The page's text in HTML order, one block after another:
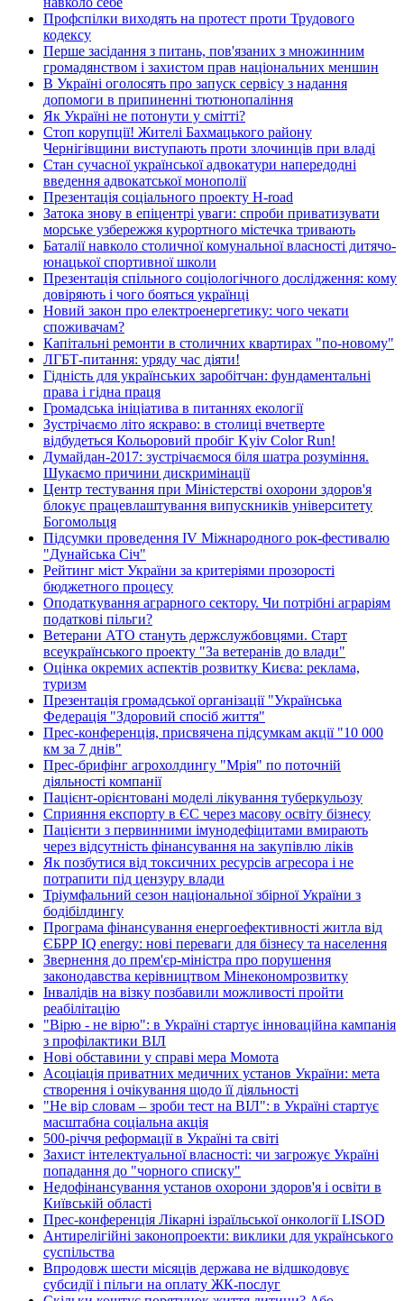
Профспілки виходять на протест проти Трудового
кодексу
Перше засідання з питань, пов'язаних з множинним
громадянством і захистом прав національних меншин
В Україні оголосять про запуск сервісу з надання
допомоги в припиненні тютюнопаління
Як Україні не потонути у смітті?
Стоп корупції! Жителі Бахмацького району
Чернігівщини виступають проти злочинців при владі
Стан сучасної української адвокатури напередодні
введення адвокатської монополії
Презентація соціального проекту H-road
Затока знову в епіцентрі уваги: спроби приватизувати
морське узбережжя курортного містечка тривають
Баталії навколо столичної комунальної власності дитячо-
юнацької спортивної школи
Презентація спільного соціологічного дослідження: кому
довіряють і чого бояться українці
Новий закон про електроенергетику: чого чекати
споживачам?
Капітальні ремонти в столичних квартирах "по-новому"
ЛГБТ-питання: уряду час діяти!
Гідність для українських заробітчан: фундаментальні
права і гідна праця
Громадська ініціатива в питаннях екології
Зустрічаємо літо яскраво: в столиці вчетверте
відбудеться Кольоровий пробіг Kyiv Color Run!
Думайдан-2017: зустрічаємося біля шатра розуміння.
Шукаємо причини дискримінації
Центр тестування при Міністерстві охорони здоров'я
блокує працевлаштування випускників університету
Богомольця
Підсумки проведення IV Міжнародного рок-фестивалю
"Дунайська Січ"
Рейтинг міст України за критеріями прозорості
бюджетного процесу
Оподаткування аграрного сектору. Чи потрібні аграріям
податкові пільги?
Ветерани АТО стануть держслужбовцями. Старт
всеукраїнського проекту "За ветеранів до влади"
Оцінка окремих аспектів розвитку Києва: реклама,
туризм
Презентація громадської організації "Українська
Федерація "Здоровий спосіб життя"
Прес-конференція, присвячена підсумкам акції "10 000
км за 7 днів"
Прес-брифінг агрохолдингу "Мрія" по поточній
діяльності компанії
Пацієнт-орієнтовані моделі лікування туберкульозу
Сприяння експорту в ЄС через масову освіту бізнесу
Пацієнти з первинними імунодефіцитами вмирають
через відсутність фінансування на закупівлю ліків
Як позбутися від токсичних ресурсів агресора і не
потрапити під цензуру влади
Тріумфальний сезон національної збірної України з
бодібілдингу
Програма фінансування енергоефективності житла від
ЄБРР IQ energy: нові переваги для бізнесу та населення
Звернення до прем'єр-міністра про порушення
законодавства керівництвом Мінекономрозвитку
Інвалідів на візку позбавили можливості пройти
реабілітацію
"Вірю - не вірю": в Україні стартує інноваційна кампанія
з профілактики ВІЛ
Нові обставини у справі мера Момота
Асоціація приватних медичних установ України: мета
створення і очікування щодо її діяльності
"Не вір словам – зроби тест на ВІЛ": в Україні стартує
масштабна соціальна акція
500-річчя реформації в Україні та світі
Захист інтелектуальної власності: чи загрожує Україні
попадання до "чорного списку"
Недофінансування установ охорони здоров'я і освіти в
Київській області
Прес-конференція Лікарні ізраїльської онкології LISOD
Антирелігійні законопроекти: виклики для українського
суспільства
Впродовж шести місяців держава не відшкодовує
субсидії і пільги на оплату ЖК-послуг